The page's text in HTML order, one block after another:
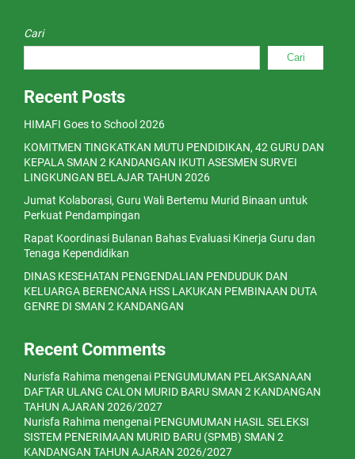
Cari
Cari
Recent Posts
HIMAFI Goes to School 2026
KOMITMEN TINGKATKAN MUTU PENDIDIKAN, 42 GURU DAN
KEPALA SMAN 2 KANDANGAN IKUTI ASESMEN SURVEI
LINGKUNGAN BELAJAR TAHUN 2026
Jumat Kolaborasi, Guru Wali Bertemu Murid Binaan untuk
Perkuat Pendampingan
Rapat Koordinasi Bulanan Bahas Evaluasi Kinerja Guru dan
Tenaga Kependidikan
DINAS KESEHATAN PENGENDALIAN PENDUDUK DAN
KELUARGA BERENCANA HSS LAKUKAN PEMBINAAN DUTA
GENRE DI SMAN 2 KANDANGAN
Recent Comments
Nurisfa Rahima mengenai PENGUMUMAN PELAKSANAAN
DAFTAR ULANG CALON MURID BARU SMAN 2 KANDANGAN
TAHUN AJARAN 2026/2027
Nurisfa Rahima mengenai PENGUMUMAN HASIL SELEKSI
SISTEM PENERIMAAN MURID BARU (SPMB) SMAN 2
KANDANGAN TAHUN AJARAN 2026/2027